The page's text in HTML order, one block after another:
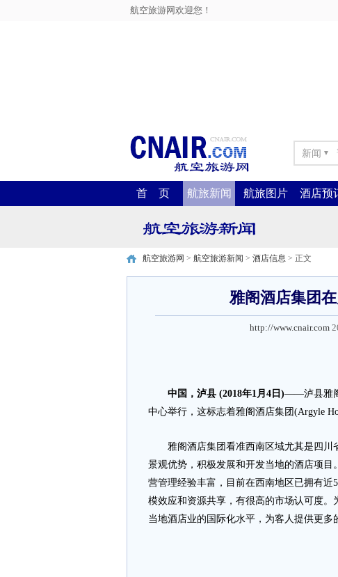
航空旅游网欢迎您！
新闻 ▼
首 页 航旅新闻 航旅图片 酒店预
航空旅游网 > 航空旅游新闻 > 酒店信息 > 正文
雅阁酒店集团
http://www.cnair.com
中国，泸县 (2018年1月4日)——泸县雅阁
中心举行，这标志着雅阁酒店集团(Argyle
雅阁酒店集团看准西南区域尤其是四川
景观优势，积极发展和开发当地的酒店项
营管理经验丰富，目前在西南地区已拥有
模效应和资源共享，有很高的市场认可度
当地酒店业的国际化水平，为客人提供更多